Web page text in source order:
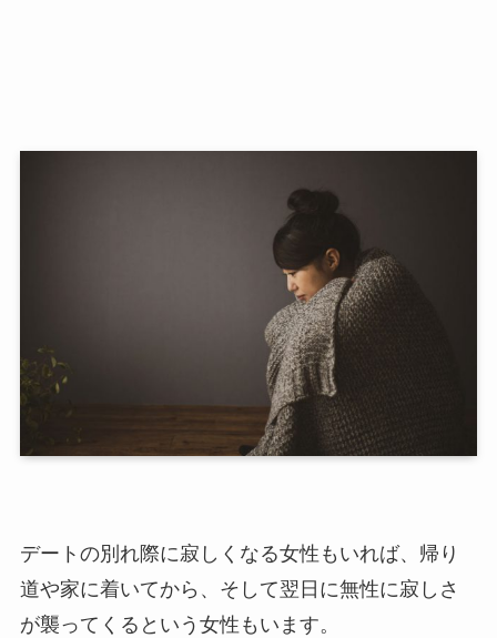
デートの別れ際に寂しくなる女性もいれば、帰り
道や家に着いてから、そして翌日に無性に寂しさ
が襲ってくるという女性もいます。